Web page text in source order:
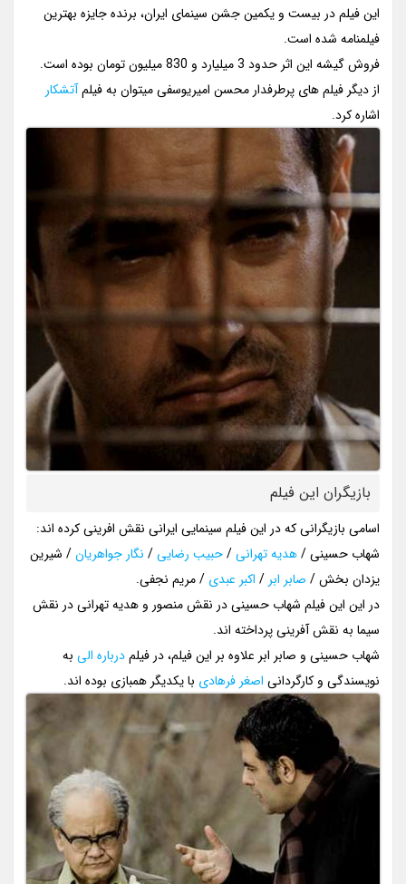
این فیلم در بیست و یکمین جشن سینمای ایران، برنده جایزه بهترین
فیلمنامه شده است.
فروش گیشه این اثر حدود 3 میلیارد و 830 میلیون تومان بوده است.
از دیگر فیلم های پرطرفدار محسن امیریوسفی میتوان به فیلمآتشکار
اشاره کرد.
بازیگران این فیلم
اسامی بازیگرانی که در این فیلم سینمایی ایرانی نقش افرینی کرده اند:
شهاب حسینی /هدیه تهرانی/حبیب رضایی/ نگار جواهریان/ شیرین
یزدان بخش / صابر ابر / اکبر عبدی / مریم نجفی.
در این این فیلم شهاب حسینی در نقش منصور و هدیه تهرانی در نقش
سیما به نقش آفرینی پرداخته اند.
شهاب حسینی و صابر ابر علاوه بر این فیلم، در فیلمدرباره الی به
نویسندگی و کارگردانی اصغر فرهادی با یکدیگر همبازی بوده اند.